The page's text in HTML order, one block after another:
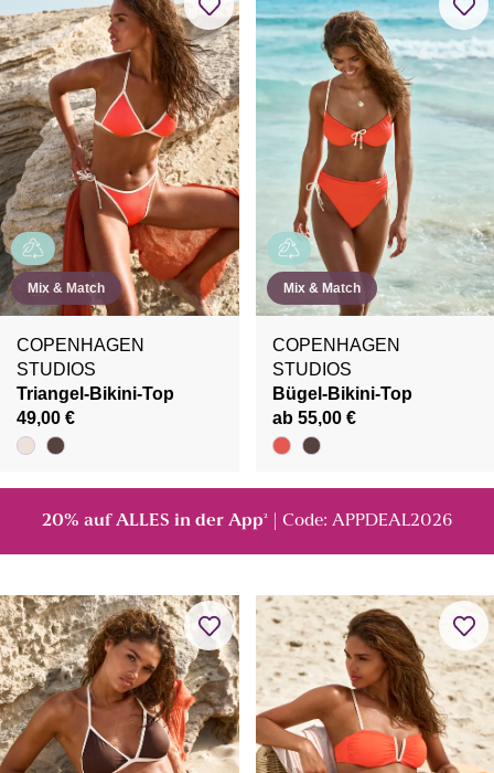
Mix & Match
COPENHAGEN
STUDIOS
Triangel-Bikini-Top
49,00 €
Mix & Match
COPENHAGEN
STUDIOS
Bügel-Bikini-Top
ab 55,00 €
20% auf ALLES in der App² | Code: APPDEAL2026